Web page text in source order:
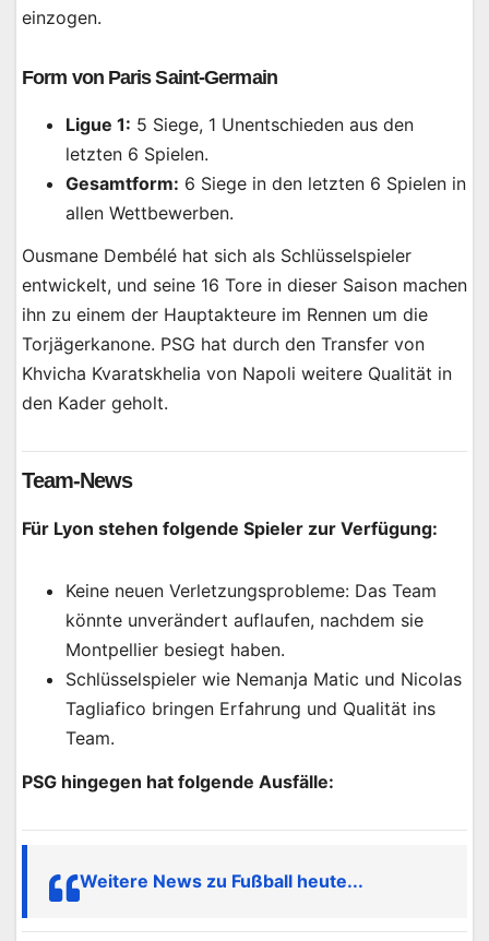
einzogen.
Form von Paris Saint-Germain
Ligue 1: 5 Siege, 1 Unentschieden aus den
letzten 6 Spielen.
Gesamtform: 6 Siege in den letzten 6 Spielen in
allen Wettbewerben.
Ousmane Dembélé hat sich als Schlüsselspieler
entwickelt, und seine 16 Tore in dieser Saison machen
ihn zu einem der Hauptakteure im Rennen um die
Torjägerkanone. PSG hat durch den Transfer von
Khvicha Kvaratskhelia von Napoli weitere Qualität in
den Kader geholt.
Team-News
Für Lyon stehen folgende Spieler zur Verfügung:
Keine neuen Verletzungsprobleme: Das Team
könnte unverändert auflaufen, nachdem sie
Montpellier besiegt haben.
Schlüsselspieler wie Nemanja Matic und Nicolas
Tagliafico bringen Erfahrung und Qualität ins
Team.
PSG hingegen hat folgende Ausfälle:
Weitere News zu Fußball heute...